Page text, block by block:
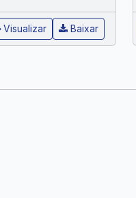
Visualizar Baixar